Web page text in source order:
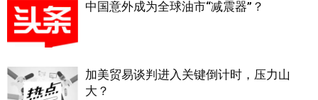
中国意外成为全球油市“减震器”？
加美贸易谈判进入关键倒计时，压力山
大？